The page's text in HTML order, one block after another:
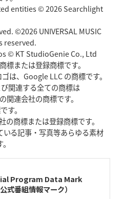
熱血指導で埼玉WKの基礎築く
意義「特別からノーマルへ」が最終
「クボタは10年いた自分のホーム」
」に新クラブハウスは「皆に開かれ
entities © 2026 Searchlight
©2026 UNIVERSAL MUSIC
reserved.
© KT StudioGenie Co., Ltd
標または登録商標です。
は、Google LLC の商標です。
関連する全ての商標は
連会社の商標です。
す。
の商標または登録商標です。
る記事・写真等あらゆる素材
Program Data Mark
公式番組情報マーク）